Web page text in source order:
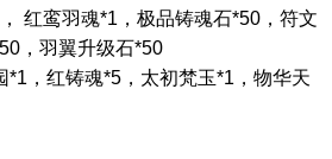
， 红鸾羽魂*1 ，极品铸魂石*50 ，符文
，羽翼升级石*50
*1 ，红铸魂*5 ，太初梵玉*1 ，物华天